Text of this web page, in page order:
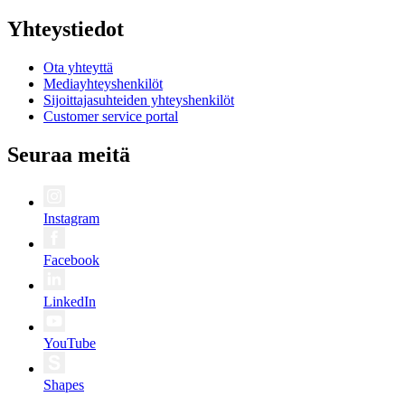
Yhteystiedot
Ota yhteyttä
Mediayhteyshenkilöt
Sijoittajasuhteiden yhteyshenkilöt
Customer service portal
Seuraa meitä
Instagram
Facebook
LinkedIn
YouTube
Shapes